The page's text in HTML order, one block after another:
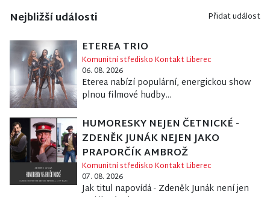
Nejbližší události Přidat událost
ETEREA TRIO
Komunitní středisko Kontakt Liberec
06. 08. 2026
Eterea nabízí populární, energickou show
plnou filmové hudby...
HUMORESKY NEJEN ČETNICKÉ -
ZDENĚK JUNÁK NEJEN JAKO
PRAPORČÍK AMBROŽ
Komunitní středisko Kontakt Liberec
07. 08. 2026
Jak titul napovídá - Zdeněk Junák není jen